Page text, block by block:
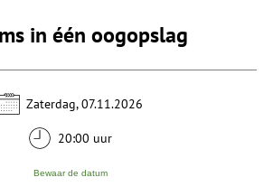
in één oogopslag
Zaterdag, 07.11.2026
20:00 uur
Bewaar de datum